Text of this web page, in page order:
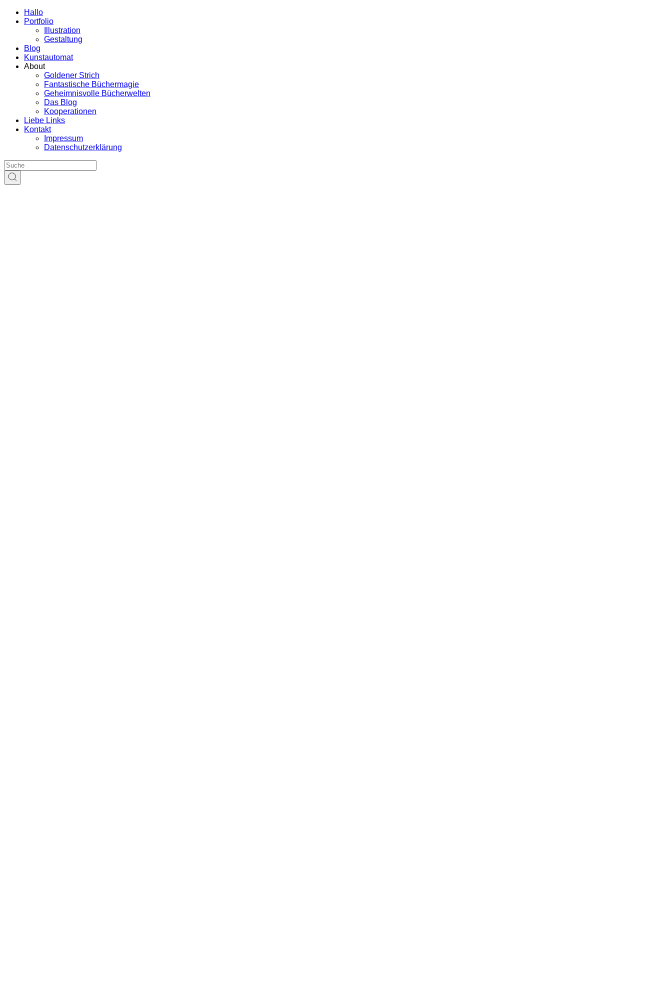
Hallo
Portfolio
Illustration
Gestaltung
Blog
Kunstautomat
About
Goldener Strich
Fantastische Büchermagie
Geheimnisvolle Bücherwelten
Das Blog
Kooperationen
Liebe Links
Kontakt
Impressum
Datenschutzerklärung